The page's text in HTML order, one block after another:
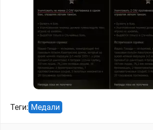
Теги: Медали